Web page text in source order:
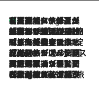
8 Hours Ago
【厳選旅コスメ】「多機能アイテムがメイン！」旅好き美容エディターが選んだ夏旅ベストコスメを発表【Mサイズジップ】
2026.8.6
「荷物が増えるほど旅ストレスは増す」美容ジャーナリストがたどり着いた最終結論。“化粧品を劇的に減らす”感動の凝縮美容とは
2026.8.6
「旅先には金髪ウィッグを持参」日本と同じメイクでは損してる!? 美容ジャーナリストが提案する“掟破りの旅美容”とは
2026.8.6
【厳選旅コスメ】「身軽さ＆UV対策重視！」ヘアアーティストshucoが選んだ夏旅ベストコスメを発表【Mサイズジップ】
2026.8.5
【厳選旅コスメ】国内をあちこち移動する河井菜摘が選んだ夏旅ベストコスメ発表！「リラックスアイテムはマスト」【Mサイズジップ】
2026.8.4
【厳選旅コスメ】「紫外線＆乾燥対策しながらメイク感も！」ヘア＆メイクGeorgeが選んだ夏旅ベストコスメを発表！【Mサイズジップ】